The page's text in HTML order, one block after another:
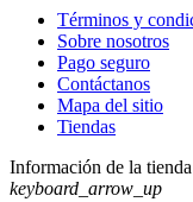
Términos y
Sobre nosotros
Pago seguro
Contáctanos
Mapa del sitio
Tiendas
Información de la tienda
keyboard_arrow_up